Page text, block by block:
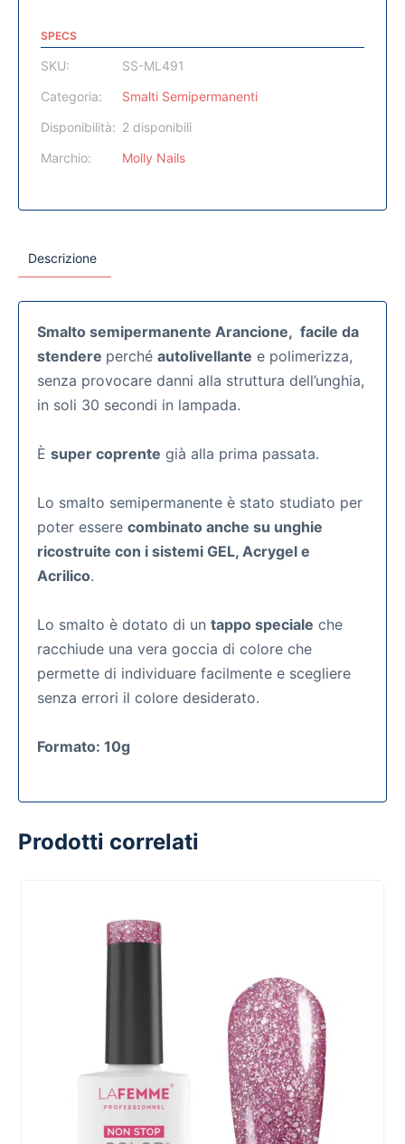
SPECS
SKU:
SS-ML491
Categoria:
Smalti Semipermanenti
Disponibilità: 2 disponibili
Marchio:
Molly Nails
Descrizione
Smalto semipermanente Arancione, facile da
stendere perché autolivellante e polimerizza,
senza provocare danni alla struttura dell’unghia,
in soli 30 secondi in lampada.
È super coprente già alla prima passata.
Lo smalto semipermanente è stato studiato per
poter essere combinato anche su unghie
ricostruite con i sistemi GEL, Acrygel e
Acrilico.
Lo smalto è dotato di un tappo speciale che
racchiude una vera goccia di colore che
permette di individuare facilmente e scegliere
senza errori il colore desiderato.
Formato: 10g
Prodotti correlati